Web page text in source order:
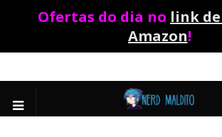
Ofertas do dia no link
Amazon!